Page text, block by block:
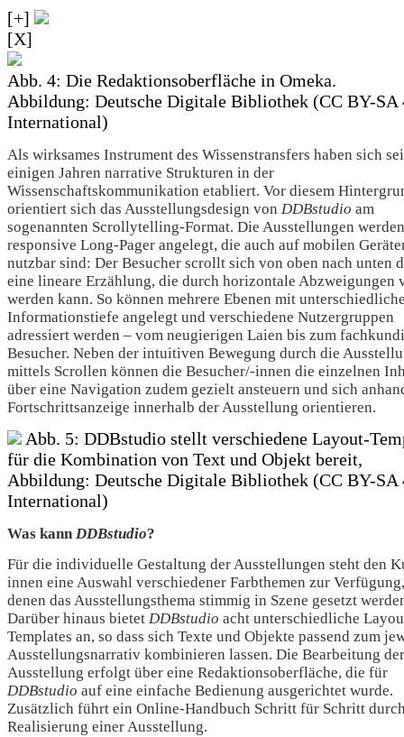
[+]
[X]
Abb. 4: Die Redaktionsoberfläche in Omeka.
Abbildung: Deutsche Digitale Bibliothek (CC BY-SA
International)
Als wirksames Instrument des Wissenstransfers haben sich
einigen Jahren narrative Strukturen in der
Wissenschaftskommunikation etabliert. Vor diesem
orientiert sich das Ausstellungsdesign von DDBstudio am
sogenannten Scrollytelling-Format. Die Ausstellungen
responsive Long-Pager angelegt, die auch auf mobilen
nutzbar sind: Der Besucher scrollt sich von oben nach unten
eine lineare Erzählung, die durch horizontale Abzweigungen
werden kann. So können mehrere Ebenen mit
Informationstiefe angelegt und verschiedene Nutzergruppen
adressiert werden – vom neugierigen Laien bis zum
Besucher. Neben der intuitiven Bewegung durch die
mittels Scrollen können die Besucher/-innen die einzelnen
über eine Navigation zudem gezielt ansteuern und sich
Fortschrittsanzeige innerhalb der Ausstellung orientieren.
Abb. 5: DDBstudio stellt verschiedene Layout-
für die Kombination von Text und Objekt bereit,
Abbildung: Deutsche Digitale Bibliothek (CC BY-SA
International)
Was kannDDBstudio?
Für die individuelle Gestaltung der Ausstellungen steht den
innen eine Auswahl verschiedener Farbthemen zur
denen das Ausstellungsthema stimmig in Szene gesetzt
Darüber hinaus bietet DDBstudio acht unterschiedliche
Templates an, so dass sich Texte und Objekte passend zum
Ausstellungsnarrativ kombinieren lassen. Die Bearbeitung der
Ausstellung erfolgt über eine Redaktionsoberfläche, die für
DDBstudio auf eine einfache Bedienung ausgerichtet wurde.
Zusätzlich führt ein Online-Handbuch Schritt für Schritt
Realisierung einer Ausstellung.